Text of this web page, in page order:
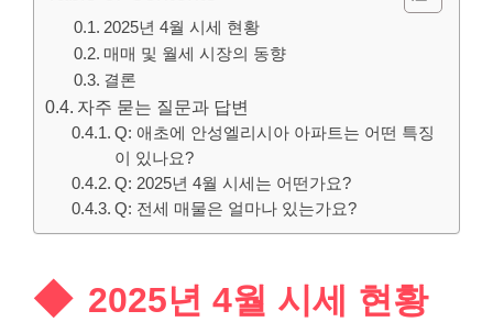
2025년 4월 시세 현황
매매 및 월세 시장의 동향
결론
자주 묻는 질문과 답변
Q: 애초에 안성엘리시아 아파트는 어떤 특징
이 있나요?
Q: 2025년 4월 시세는 어떤가요?
Q: 전세 매물은 얼마나 있는가요?
2025년 4월 시세 현황